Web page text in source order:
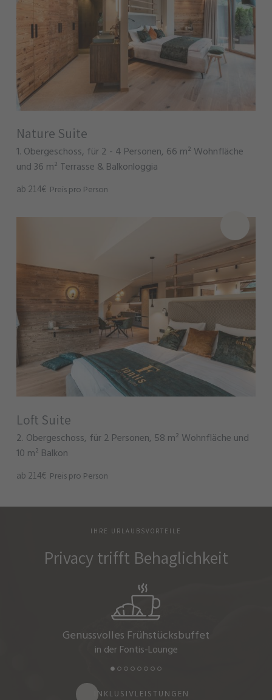
Nature Suite
1. Obergeschoss, für 2 - 4 Personen, 66 m² Wohnfläche
und 36 m² Terrasse & Balkonloggia
ab 214€Preis pro Person
Loft Suite
2. Obergeschoss, für 2 Personen, 58 m² Wohnfläche und
10 m² Balkon
ab 214€Preis pro Person
IHRE URLAUBSVORTEILE
Privacy trifft Behaglichkeit
Genussvolles Frühstücksbuffet
in der Fontis-Lounge
INKLUSIVLEISTUNGEN